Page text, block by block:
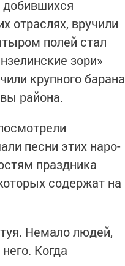
отраслях, вручили
полей стал
зори»
крупного барана
района.
песни этих наро­
праздника
содержат на
Немало людей,
Когда